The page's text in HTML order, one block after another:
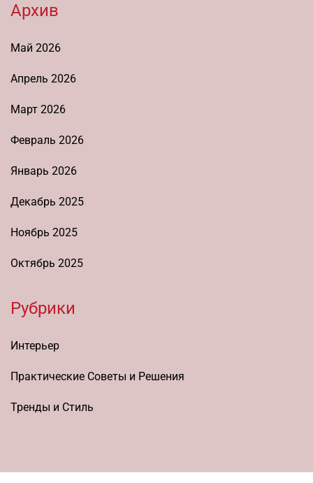
Архив
Май 2026
Апрель 2026
Март 2026
Февраль 2026
Январь 2026
Декабрь 2025
Ноябрь 2025
Октябрь 2025
Рубрики
Интерьер
Практические Советы и Решения
Тренды и Стиль